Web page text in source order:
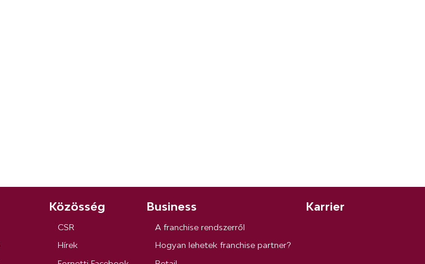
Közösség
CSR
Hírek
Business
A franchise rendszerről
Hogyan lehetek franchise partner?
Karrier